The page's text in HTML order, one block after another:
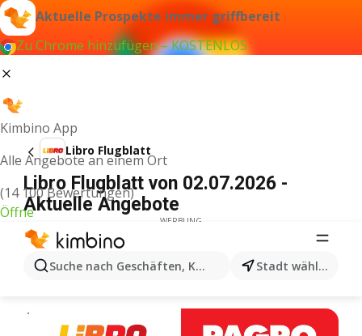
Aktuelle Prospekte immer griffbereit
Zu Chrome hinzufügen – KOSTENLOS
Kimbino App
Alle Angebote an einem Ort
(14 100 Bewertungen)
Öffne
Suche nach Geschäften, Kategorien, Produkten...
Stadt wählen
Libro Flugblatt
Libro Flugblatt von 02.07.2026 -
Aktuelle Angebote
WERBUNG